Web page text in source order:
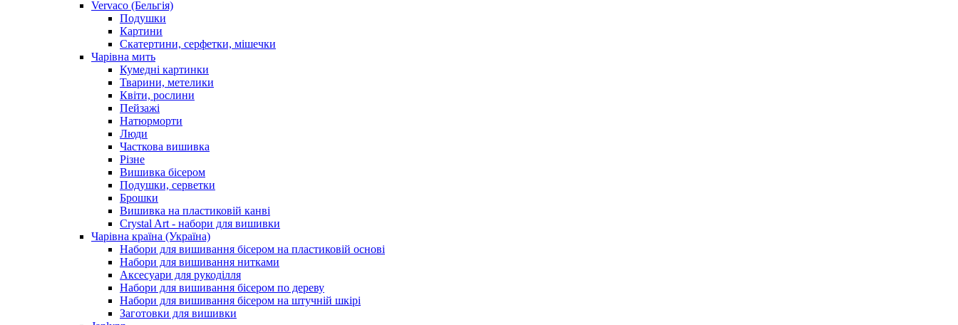
Vervaco (Бельгія)
Подушки
Картини
Скатертини, серфетки, мішечки
Чарiвна мить
Кумедні картинки
Тварини, метелики
Квіти, рослини
Пейзажі
Натюрморти
Люди
Часткова вишивка
Різне
Вишивка бісером
Подушки, серветки
Брошки
Вишивка на пластиковій канві
Crystal Art - набори для вишивки
Чарівна країна (Україна)
Набори для вишивання бісером на пластиковій основі
Набори для вишивання нитками
Аксесуари для рукоділля
Набори для вишивання бісером по дереву
Набори для вишивання бісером на штучній шкірі
Заготовки для вишивки